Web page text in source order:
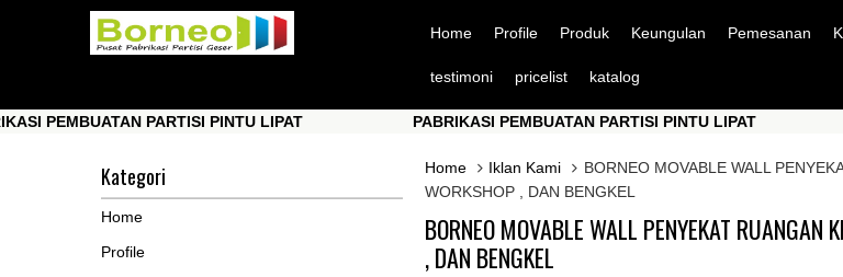
Home Profile Produk Keungulan Pemesanan
testimoni pricelist katalog
PARTISI PINTU LIPAT PABRIKASI PEMBUATAN PARTISI PINTU LIPAT
Home
Iklan Kami
BORNEO MOVABLE WALL
WORKSHOP , DAN BENGKEL
BORNEO MOVABLE WALL PENYEKAT
, DAN BENGKEL
Kategori
Home
Profile